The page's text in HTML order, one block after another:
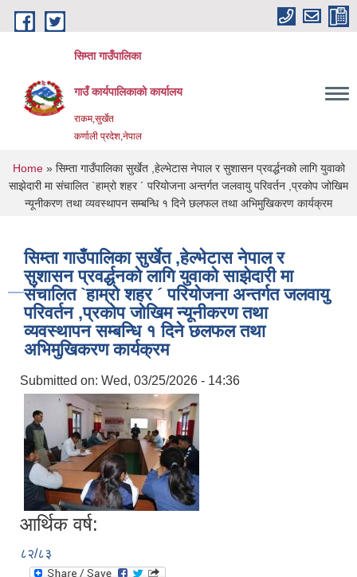
Skip to main content
सिम्ता गाउँपालिका
गाउँ कार्यपालिकाको कार्यालय
राकम,सुर्खेत
कर्णाली प्रदेश,नेपाल
You are here
Home» सिम्ता गाउँपालिका सुर्खेत ,हेल्भेटास नेपाल र सुशासन प्रवर्द्धनको लागि युवाको
साझेदारी मा संचालित `हाम्रो शहर ´ परियोजना अन्तर्गत जलवायु परिवर्तन ,प्रकोप जोखिम
न्यूनीकरण तथा व्यवस्थापन सम्बन्धि १ दिने छलफल तथा अभिमुखिकरण कार्यक्रम
सिम्ता गाउँपालिका सुर्खेत ,हेल्भेटास नेपाल र
सुशासन प्रवर्द्धनको लागि युवाको साझेदारी मा
संचालित `हाम्रो शहर ´ परियोजना अन्तर्गत जलवायु
परिवर्तन ,प्रकोप जोखिम न्यूनीकरण तथा
व्यवस्थापन सम्बन्धि १ दिने छलफल तथा
अभिमुखिकरण कार्यक्रम
Submitted on: Wed, 03/25/2026 - 14:36
आर्थिक वर्ष:
८२/८३